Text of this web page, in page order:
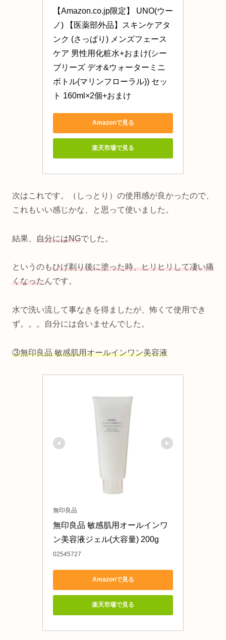
【Amazon.co.jp限定】 UNO(ウー
ノ) 【医薬部外品】スキンケアタ
ンク (さっぱり) メンズフェース
ケア 男性用化粧水+おまけ(シー
ブリーズ デオ&ウォーターミニ
ボトル(マリンフローラル)) セッ
ト 160ml×2個+おまけ
Amazonで見る
楽天市場で見る
次はこれです。（しっとり）の使用感が良かったので、
これもいい感じかな、と思って使いました。
結果、 自分にはNGでした。
というのもひげ剃り後に塗った時、ヒリヒリして凄い痛
くなったんです。
水で洗い流して事なきを得ましたが、怖くて使用でき
ず。。。自分には合いませんでした。
③無印良品 敏感肌用オールインワン美容液
無印良品
無印良品 敏感肌用オールインワ
ン美容液ジェル(大容量) 200g
02545727
Amazonで見る
楽天市場で見る